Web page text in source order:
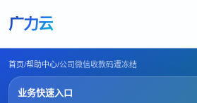
广力云
首页/帮助中心/公司微信收款码遭冻结
业务快速入口